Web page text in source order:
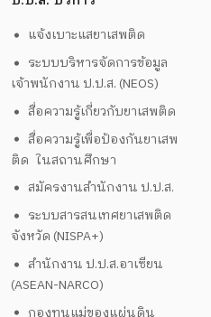
แจ้งเบาะแสยาเสพติด
ระบบบริหารจัดการข้อมูล
เจ้าพนักงาน ป.ป.ส. (NEOS)
สื่อความรู้เกี่ยวกับยาเสพติด
สื่อความรู้เพื่อป้องกันยาเสพ
ติด ในสถานศึกษา
สมัครงานสำนักงาน ป.ป.ส.
ระบบสารสนเทศยาเสพติด
จังหวัด (NISPA+)
สำนักงาน ป.ป.ส.อาเซียน
(ASEAN-NARCO)
กองทุนแม่ของแผ่นดิน